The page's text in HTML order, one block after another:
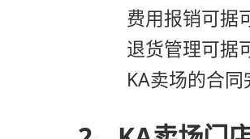
费用报销可据
退货管理可据
KA卖场的合